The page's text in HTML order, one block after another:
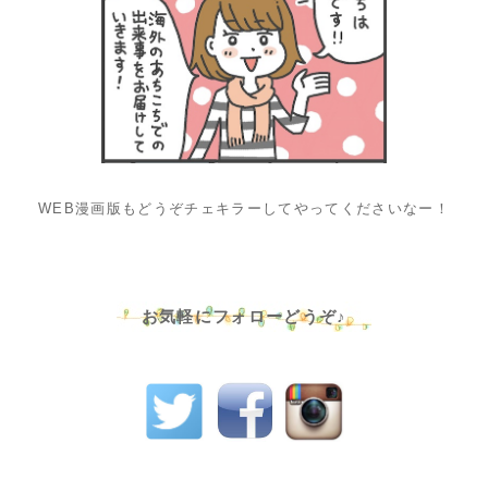
WEB漫画版もどうぞチェキラーしてやってくださいなー！
お気軽にフォローどうぞ♪